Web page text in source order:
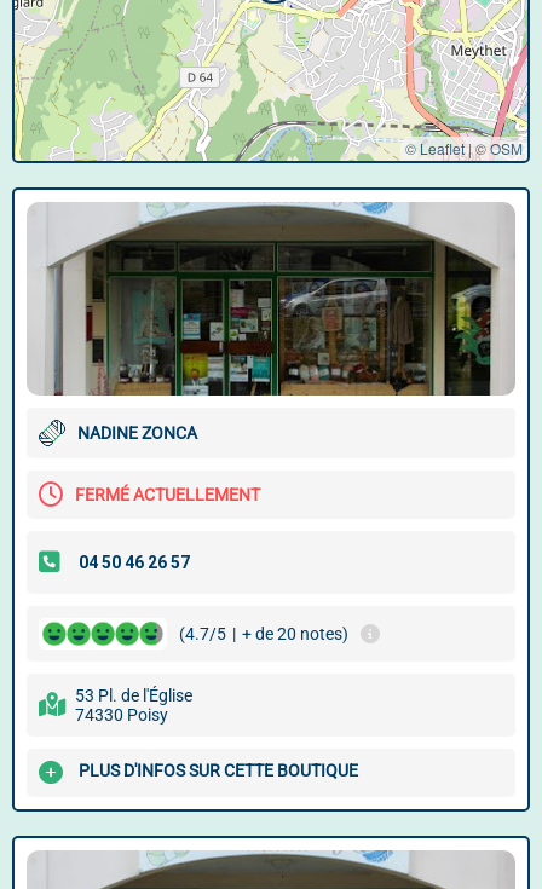
© Leaflet |©OSM
NADINE ZONCA
FERMÉ ACTUELLEMENT
(4.7/5 | + de 20 notes)
53 Pl. de l'Église
74330 Poisy
PLUS D'INFOS SUR CETTE BOUTIQUE